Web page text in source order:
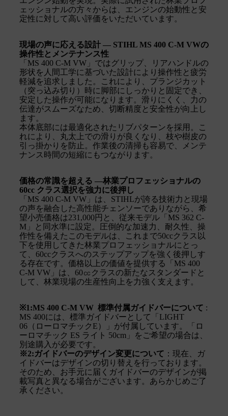
ェッショナルの方々からは、エンジンの始動性と安
定性に対して高い評価をいただいています。
現場の声に応える設計 ― STIHL MS 400 C-M VWの
操作性とメンテナンス性
「MS 400 C-M VW」ではグリップ、リアハンドルの
形状を人間工学に基づいた設計により操作性と疲労
軽減を追求しました。これにより、プランジカット
（突っ込み切り）時に脚部にしっかりと固定でき、
安定した操作が可能になります。滑りにくく、力の
伝達がスムーズなため、切断精度と安全性が向上し
ます。
本体底部には最適化されたリブパターンを採用。こ
れにより、丸太上での滑りが良くなり、枝や樹皮の
引っ掛かりを防止。作業後の清掃も容易で、メンテ
ナンス時間の短縮にもつながります。
価格の常識を超える ―林業プロフェッショナルの
60cc クラス選択を強力に後押し
「MS 400 C-M VW」は、STIHLが誇る技術力と現場
の声を融合した高性能チェンソーでありながら、希
望小売価格は231,000円と、従来モデル「MS 362 C-
M」と同水準に設定。圧倒的な加速力、耐久性、操
作性を備えたこのモデルは、これまで50ccクラス以
下を使用してきた林業プロフェッショナルにとっ
て、60ccクラスへのステップアップを強く後押しす
る存在です。価格以上の価値を提供する「MS 400
C-M VW」は、60㏄クラスの新たなスタンダードと
して、林業現場の生産性向上を力強く支えます。
※1:MS 400 C-M VW 標準付属ガイドバーについて :
MS 400には、標準ガイドバーとして「LIGHT
06（ローロマチックE）」が付属しています。「ロ
ーロマチック ES ライト 50cm」をご希望の場合は、
別途購入が必要です。
※2:ガイドバーのデザイン変更について ：現在、ガ
イドバーはデザインの切り替えを行っております。
そのため、お手元に届くガイドバーのデザインが掲
載写真と異なる場合がございます。あらかじめご了
承ください。